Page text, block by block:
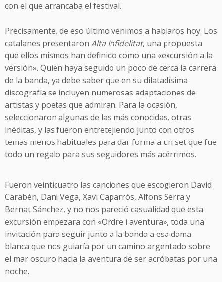
con el que arrancaba el festival.
Precisamente, de eso último venimos a hablaros hoy. Los
catalanes presentaron Alta Infidelitat, una propuesta
que ellos mismos han definido como una «excursión a la
versión». Quien haya seguido un poco de cerca la carrera
de la banda, ya debe saber que en su dilatadísima
discografía se incluyen numerosas adaptaciones de
artistas y poetas que admiran. Para la ocasión,
seleccionaron algunas de las más conocidas, otras
inéditas, y las fueron entretejiendo junto con otros
temas menos habituales para dar forma a un set que fue
todo un regalo para sus seguidores más acérrimos.
Fueron veinticuatro las canciones que escogieron David
Carabén, Dani Vega, Xavi Caparrós, Alfons Serra y
Bernat Sánchez, y no nos pareció casualidad que esta
excursión empezara con «Ordre i aventura», toda una
invitación para seguir junto a la banda a esa dama
blanca que nos guiaría por un camino argentado sobre
el mar oscuro hacia la aventura de ser acróbatas por una
noche.